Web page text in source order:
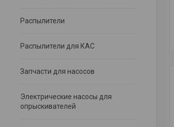
Распылители
Распылители для КАС
Запчасти для насосов
Электрические насосы для
опрыскивателей